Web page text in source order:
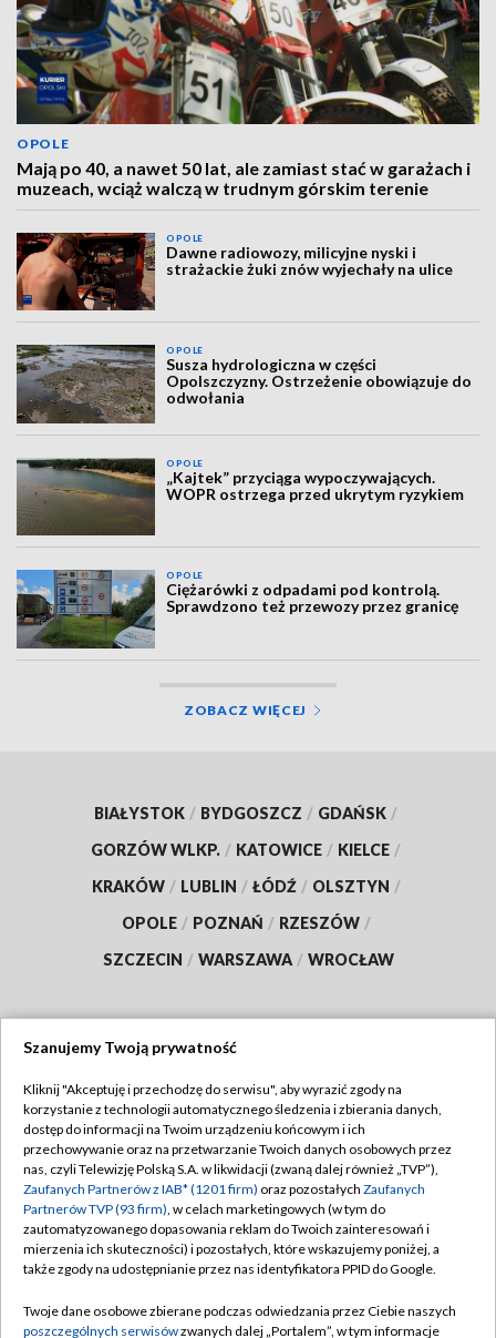
OPOLE
Mają po 40, a nawet 50 lat, ale zamiast stać w garażach i
muzeach, wciąż walczą w trudnym górskim terenie
OPOLE
Dawne radiowozy, milicyjne nyski i
strażackie żuki znów wyjechały na ulice
OPOLE
Susza hydrologiczna w części
Opolszczyzny. Ostrzeżenie obowiązuje do
odwołania
OPOLE
„Kajtek” przyciąga wypoczywających.
WOPR ostrzega przed ukrytym ryzykiem
OPOLE
Ciężarówki z odpadami pod kontrolą.
Sprawdzono też przewozy przez granicę
ZOBACZ WIĘCEJ
BIAŁYSTOK / BYDGOSZCZ / GDAŃSK /
GORZÓW WLKP. / KATOWICE / KIELCE /
KRAKÓW / LUBLIN / ŁÓDŹ / OLSZTYN /
OPOLE / POZNAŃ / RZESZÓW /
SZCZECIN / WARSZAWA / WROCŁAW
TVP
Abonament TVP
Emisja w TVP
Centrum informacji TVP
Naziemna Telewizja Cyfrowa
Rada Programowa
Regulamin TVP
Polityka prywatności
Moje zgody
Pomoc
Kontakt
Szanujemy Twoją prywatność
Kliknij "Akceptuję i przechodzę do serwisu", aby wyrazić zgody na
korzystanie z technologii automatycznego śledzenia i zbierania danych,
dostęp do informacji na Twoim urządzeniu końcowym i ich
przechowywanie oraz na przetwarzanie Twoich danych osobowych przez
nas, czyli Telewizję Polską S.A. w likwidacji (zwaną dalej również „TVP”),
Zaufanych Partnerów z IAB* (1201 firm) oraz pozostałych Zaufanych
Partnerów TVP (93 firm), w celach marketingowych (w tym do
zautomatyzowanego dopasowania reklam do Twoich zainteresowań i
mierzenia ich skuteczności) i pozostałych, które wskazujemy poniżej, a
także zgody na udostępnianie przez nas identyfikatora PPID do Google.
Twoje dane osobowe zbierane podczas odwiedzania przez Ciebie naszych
poszczególnych serwisówzwanych dalej „Portalem”, w tym informacje